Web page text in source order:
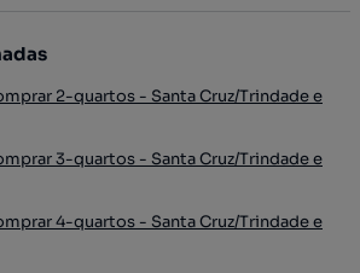
2-quartos - Santa Cruz/Trindade e
3-quartos - Santa Cruz/Trindade e
4-quartos - Santa Cruz/Trindade e